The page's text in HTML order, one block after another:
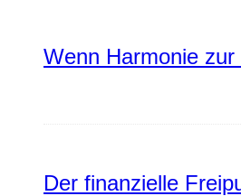
Wenn Harmonie
Der finanzielle